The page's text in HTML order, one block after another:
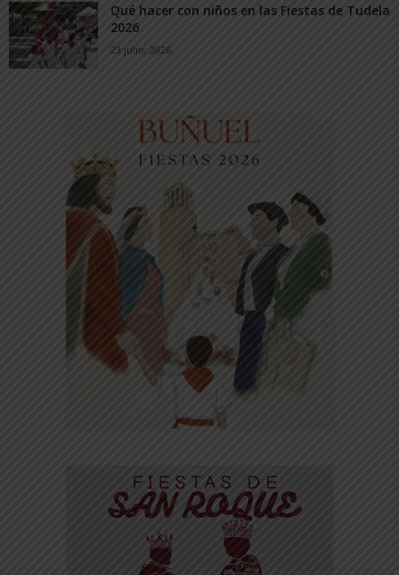
Qué hacer con niños en las Fiestas de Tudela
2026
23 julio, 2026